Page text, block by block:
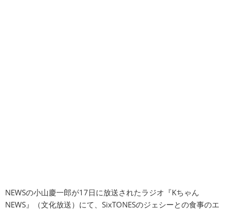
NEWSの小山慶一郎が17日に放送されたラジオ『Kちゃん
NEWS』（文化放送）にて、SixTONESのジェシーとの食事のエ